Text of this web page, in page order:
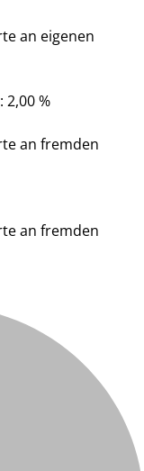
an eigenen
2,00 %
an fremden
an fremden